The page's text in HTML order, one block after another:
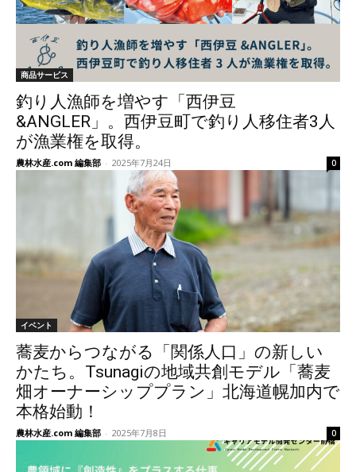
商品サービス
釣り人漁師を増やす「西伊豆
&ANGLER」。西伊豆町で釣り人移住者3人
が漁業権を取得。
農林水産.com 編集部 - 2025年7月24日 0
イベント
蕎麦からつながる「関係人口」の新しい
かたち。Tsunagiの地域共創モデル「蕎麦
畑オーナーシッププラン」北海道幌加内で
本格始動！
農林水産.com 編集部 - 2025年7月8日 0